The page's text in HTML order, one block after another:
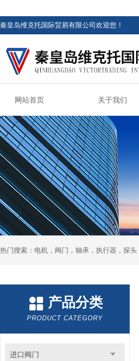
秦皇岛维克托国际贸易有限公司欢迎您！
网站首页 关于我们
热门搜索：电机，阀门，轴承，执行器，探
产品分类
PRODUCT CATEGORY
进口阀门